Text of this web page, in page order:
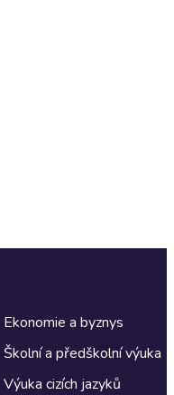
Ekonomie a byznys
Školní a předškolní výuka
Výuka cizích jazyků